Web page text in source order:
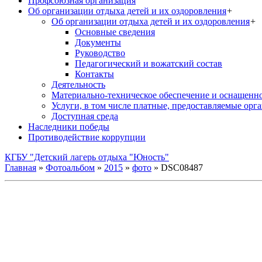
Об организации отдыха детей и их оздоровления+
Об организации отдыха детей и их оздоровления+
Основные сведения
Документы
Руководство
Педагогический и вожатский состав
Контакты
Деятельность
Материально-техническое обеспечение и
Услуги, в том числе платные, предоставляемые
Доступная среда
Наследники победы
Противодействие коррупции
КГБУ "Детский лагерь отдыха "Юность"
Главная » Фотоальбом » 2015 » фото » DSC08487